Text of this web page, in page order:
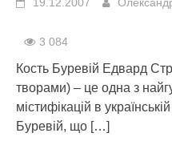
3 084
Кость Буревій Едвард
творами) – це одна з
містифікацій в
Буревій, що […]